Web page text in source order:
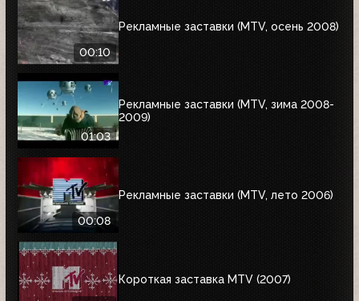
00:10
Рекламные заставки (MTV, осень 2008)
01:03
Рекламные заставки (MTV, зима 2008-
2009)
00:08
Рекламные заставки (MTV, лето 2006)
Короткая заставка MTV (2007)